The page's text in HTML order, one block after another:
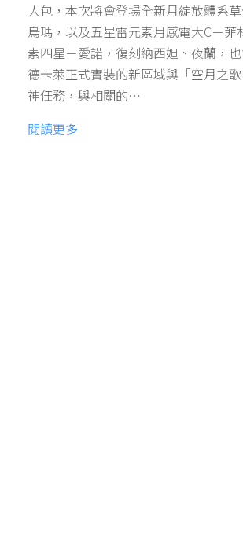
人包，本次將會登場全新月綻放體系
烏瑪，以及五星雷元素月感電大C－菲
素四星－愛諾，復刻納西妲、夜蘭，
德卡萊正式實裝的新區域與「空月之
神任務，與相關的…
閱讀更多